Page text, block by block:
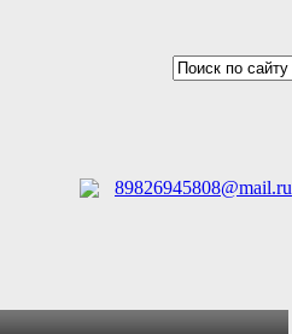
89826945808@mail.ru